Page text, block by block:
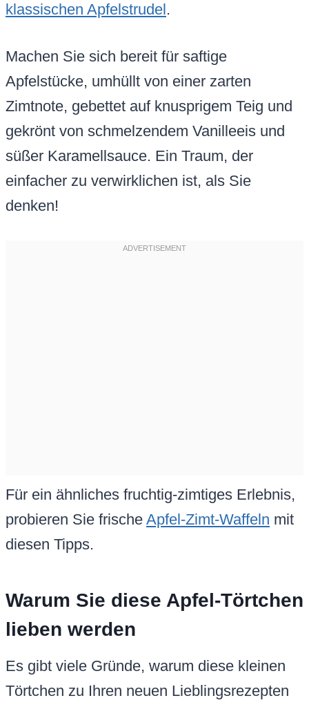
klassischen Apfelstrudel .
Machen Sie sich bereit für saftige
Apfelstücke, umhüllt von einer zarten
Zimtnote, gebettet auf knusprigem Teig und
gekrönt von schmelzendem Vanilleeis und
süßer Karamellsauce. Ein Traum, der
einfacher zu verwirklichen ist, als Sie
denken!
Für ein ähnliches fruchtig-zimtiges Erlebnis,
probieren Sie frische Apfel-Zimt-Waffeln mit
diesen Tipps.
Warum Sie diese Apfel-Törtchen
lieben werden
Es gibt viele Gründe, warum diese kleinen
Törtchen zu Ihren neuen Lieblingsrezepten